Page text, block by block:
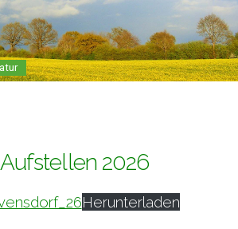
2026
Herunterladen